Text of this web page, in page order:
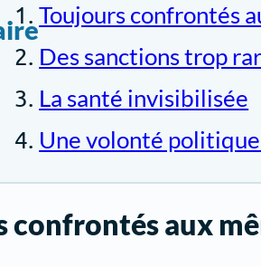
Toujours confrontés
Des sanctions trop
La santé invisibilisée
Une volonté
confrontés aux